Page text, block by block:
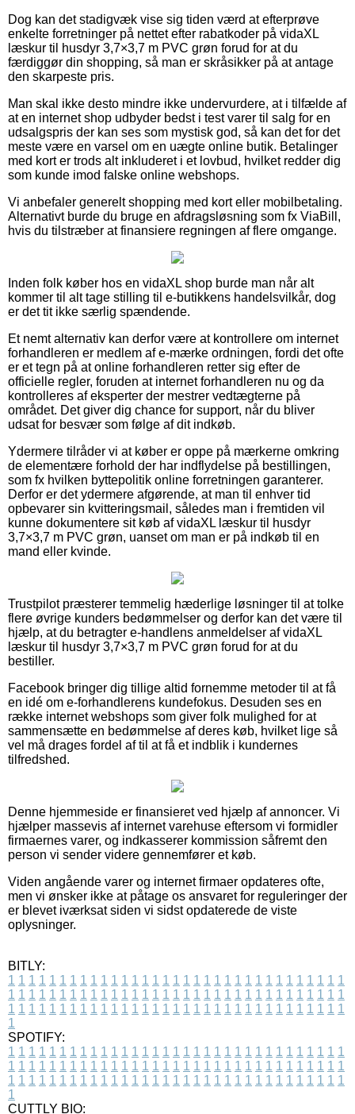
Dog kan det stadigvæk vise sig tiden værd at efterprøve
enkelte forretninger på nettet efter rabatkoder på vidaXL
læskur til husdyr 3,7×3,7 m PVC grøn forud for at du
færdiggør din shopping, så man er skråsikker på at antage
den skarpeste pris.
Man skal ikke desto mindre ikke undervurdere, at i tilfælde af
at en internet shop udbyder bedst i test varer til salg for en
udsalgspris der kan ses som mystisk god, så kan det for det
meste være en varsel om en uægte online butik. Betalinger
med kort er trods alt inkluderet i et lovbud, hvilket redder dig
som kunde imod falske online webshops.
Vi anbefaler generelt shopping med kort eller mobilbetaling.
Alternativt burde du bruge en afdragsløsning som fx ViaBill,
hvis du tilstræber at finansiere regningen af flere omgange.
Inden folk køber hos en vidaXL shop burde man når alt
kommer til alt tage stilling til e-butikkens handelsvilkår, dog
er det tit ikke særlig spændende.
Et nemt alternativ kan derfor være at kontrollere om internet
forhandleren er medlem af e-mærke ordningen, fordi det ofte
er et tegn på at online forhandleren retter sig efter de
officielle regler, foruden at internet forhandleren nu og da
kontrolleres af eksperter der mestrer vedtægterne på
området. Det giver dig chance for support, når du bliver
udsat for besvær som følge af dit indkøb.
Ydermere tilråder vi at køber er oppe på mærkerne omkring
de elementære forhold der har indflydelse på bestillingen,
som fx hvilken byttepolitik online forretningen garanterer.
Derfor er det ydermere afgørende, at man til enhver tid
opbevarer sin kvitteringsmail, således man i fremtiden vil
kunne dokumentere sit køb af vidaXL læskur til husdyr
3,7×3,7 m PVC grøn, uanset om man er på indkøb til en
mand eller kvinde.
Trustpilot præsterer temmelig hæderlige løsninger til at tolke
flere øvrige kunders bedømmelser og derfor kan det være til
hjælp, at du betragter e-handlens anmeldelser af vidaXL
læskur til husdyr 3,7×3,7 m PVC grøn forud for at du
bestiller.
Facebook bringer dig tillige altid fornemme metoder til at få
en idé om e-forhandlerens kundefokus. Desuden ses en
række internet webshops som giver folk mulighed for at
sammensætte en bedømmelse af deres køb, hvilket lige så
vel må drages fordel af til at få et indblik i kundernes
tilfredshed.
Denne hjemmeside er finansieret ved hjælp af annoncer. Vi
hjælper massevis af internet varehuse eftersom vi formidler
firmaernes varer, og indkasserer kommission såfremt den
person vi sender videre gennemfører et køb.
Viden angående varer og internet firmaer opdateres ofte,
men vi ønsker ikke at påtage os ansvaret for reguleringer der
er blevet iværksat siden vi sidst opdaterede de viste
oplysninger.
BITLY:
1 1 1 1 1 1 1 1 1 1 1 1 1 1 1 1 1 1 1 1 1 1 1 1 1 1 1 1 1 1 1 1 1
1 1 1 1 1 1 1 1 1 1 1 1 1 1 1 1 1 1 1 1 1 1 1 1 1 1 1 1 1 1 1 1 1
1 1 1 1 1 1 1 1 1 1 1 1 1 1 1 1 1 1 1 1 1 1 1 1 1 1 1 1 1 1 1 1 1
1
SPOTIFY:
1 1 1 1 1 1 1 1 1 1 1 1 1 1 1 1 1 1 1 1 1 1 1 1 1 1 1 1 1 1 1 1 1
1 1 1 1 1 1 1 1 1 1 1 1 1 1 1 1 1 1 1 1 1 1 1 1 1 1 1 1 1 1 1 1 1
1 1 1 1 1 1 1 1 1 1 1 1 1 1 1 1 1 1 1 1 1 1 1 1 1 1 1 1 1 1 1 1 1
1
CUTTLY BIO: